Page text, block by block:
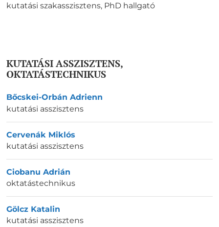
kutatási szakasszisztens, PhD hallgató
KUTATÁSI ASSZISZTENS,
OKTATÁSTECHNIKUS
Bőcskei-Orbán Adrienn
kutatási asszisztens
Cervenák Miklós
kutatási asszisztens
Ciobanu Adrián
oktatástechnikus
Gölcz Katalin
kutatási asszisztens